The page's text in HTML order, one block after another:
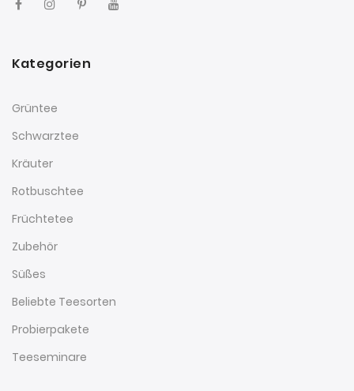
Kategorien
Grüntee
Schwarztee
Kräuter
Rotbuschtee
Früchtetee
Zubehör
Süßes
Beliebte Teesorten
Probierpakete
Teeseminare